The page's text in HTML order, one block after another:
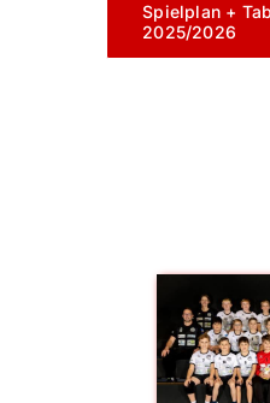
Spielplan +
2025/2026